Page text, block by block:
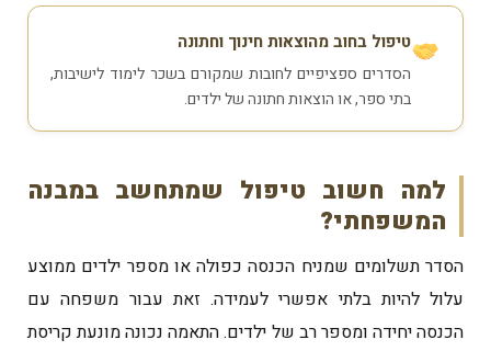
טיפול בחוב מהוצאות חינוך וחתונה
הסדרים ספציפיים לחובות שמקורם בשכר לימוד לישיבות,
בתי ספר, או הוצאות חתונה של ילדים.
למה חשוב טיפול שמתחשב במבנה
המשפחתי?
הסדר תשלומים שמניח הכנסה כפולה או מספר ילדים ממוצע
עלול להיות בלתי אפשרי לעמידה. זאת עבור משפחה עם
הכנסה יחידה ומספר רב של ילדים. התאמה נכונה מונעת קריסת